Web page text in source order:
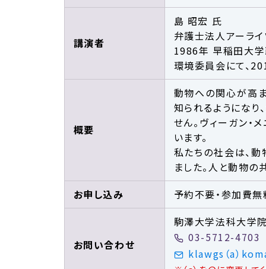
講演者
島 昭宏 氏
弁護士法人アーラ
1986年 早稲田大学
環境委員会にて、
概要
動物への関心が高ま
知られるようになり
せん。ヴィーガン・
います。
私たちの社会は、
ました。人と動物の
お申し込み
予約不要・参加費無
お問い合わせ
駒澤大学法科大学
03-5712-4703
klawgs（a）